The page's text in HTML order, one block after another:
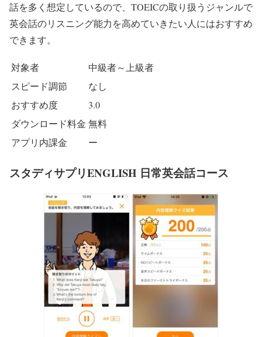
話を多く想定しているので、TOEICの取り扱うジャンルで
英会話のリスニング能力を高めていきたい人にはおすすめ
できます。
対象者
中級者～上級者
スピード調節
なし
おすすめ度
3.0
ダウンロード料金 無料
アプリ内課金
ー
スタディサプリENGLISH 日常英会話コース